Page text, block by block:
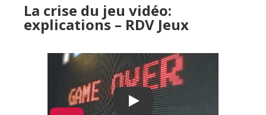
La crise du jeu vidéo:
explications – RDV Jeux
Play